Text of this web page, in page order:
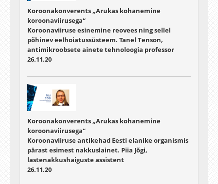
Koroonakonverents „Arukas kohanemine
koroonaviirusega“
Koroonaviiruse esinemine reovees ning sellel
põhinev eelhoiatussüsteem. Tanel Tenson,
antimikroobsete ainete tehnoloogia professor
26.11.20
Koroonakonverents „Arukas kohanemine
koroonaviirusega“
Koroonaviiruse antikehad Eesti elanike organismis
pärast esimest nakkuslainet. Piia Jõgi,
lastenakkushaiguste assistent
26.11.20